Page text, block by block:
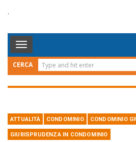
.
Toggle
Navigation
CERCA
ATTUALITÀ CONDOMINIO CONDOMINIO
GIURISPRUDENZA IN CONDOMINIO